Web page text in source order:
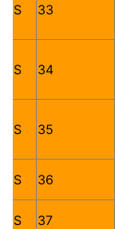
S 33
S 34
S 35
S 36
S 37